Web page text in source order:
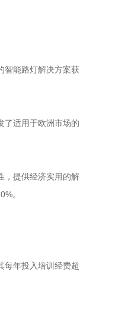
智能路灯解决方案获
了适用于欧洲市场的
，提供经济实用的解
。
每年投入培训经费超